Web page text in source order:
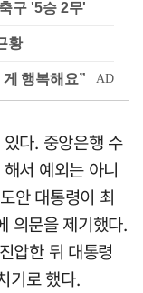
구 '5승 2무'
황
다. 중앙은행 수
서 예외는 아니
안 대통령이 최
의문을 제기했다.
압한 뒤 대통령
기로 했다.